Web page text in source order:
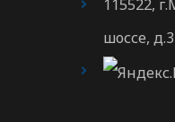
115522,
шоссе,